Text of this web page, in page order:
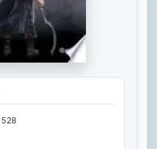
528